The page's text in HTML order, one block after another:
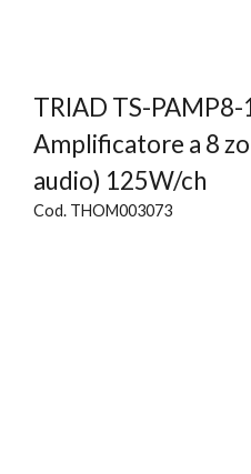
TRIAD TS-
Amplificatore a 8
audio) 125W/ch
Cod. THOM003073